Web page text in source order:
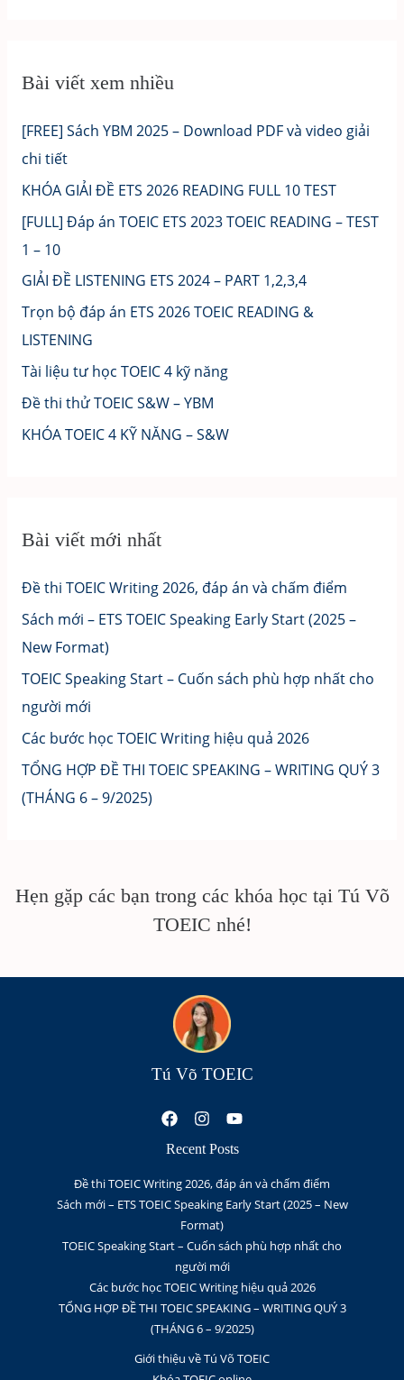
Bài viết xem nhiều
[FREE] Sách YBM 2025 – Download PDF và video giải
chi tiết
KHÓA GIẢI ĐỀ ETS 2026 READING FULL 10 TEST
[FULL] Đáp án TOEIC ETS 2023 TOEIC READING – TEST
1 – 10
GIẢI ĐỀ LISTENING ETS 2024 – PART 1,2,3,4
Trọn bộ đáp án ETS 2026 TOEIC READING &
LISTENING
Tài liệu tư học TOEIC 4 kỹ năng
Đề thi thử TOEIC S&W – YBM
KHÓA TOEIC 4 KỸ NĂNG – S&W
Bài viết mới nhất
Đề thi TOEIC Writing 2026, đáp án và chấm điểm
Sách mới – ETS TOEIC Speaking Early Start (2025 –
New Format)
TOEIC Speaking Start – Cuốn sách phù hợp nhất cho
người mới
Các bước học TOEIC Writing hiệu quả 2026
TỔNG HỢP ĐỀ THI TOEIC SPEAKING – WRITING QUÝ 3
(THÁNG 6 – 9/2025)
Hẹn gặp các bạn trong các khóa học tại Tú Võ
TOEIC nhé!
Tú Võ TOEIC
Recent Posts
Đề thi TOEIC Writing 2026, đáp án và chấm điểm
Sách mới – ETS TOEIC Speaking Early Start (2025 – New
Format)
TOEIC Speaking Start – Cuốn sách phù hợp nhất cho
người mới
Các bước học TOEIC Writing hiệu quả 2026
TỔNG HỢP ĐỀ THI TOEIC SPEAKING – WRITING QUÝ 3
(THÁNG 6 – 9/2025)
Giới thiệu về Tú Võ TOEIC